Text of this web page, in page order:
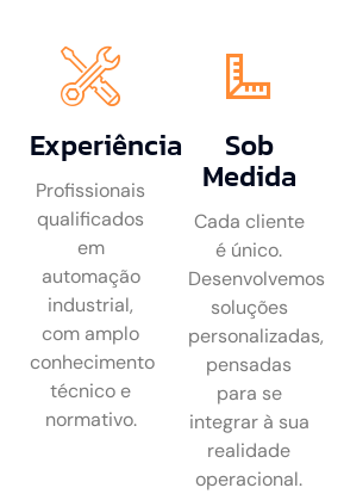
Experiência
Profissionais
qualificados
em
automação
industrial,
com amplo
conhecimento
técnico e
normativo.
Sob
Medida
Cada cliente
é único.
Desenvolvemos
soluções
personalizadas,
pensadas
para se
integrar à sua
realidade
operacional.